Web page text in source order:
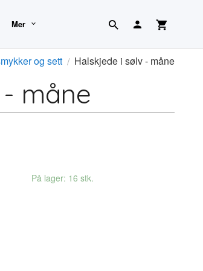
Mer
og sett Halskjede i sølv - måne
måne
På lager: 16 stk.